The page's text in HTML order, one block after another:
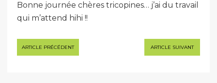
Bonne journée chères tricopines… j’ai du travail
qui m’attend hihi !!
Navigation
de
ARTICLE PRÉCÉDENT ARTICLE SUIVANT